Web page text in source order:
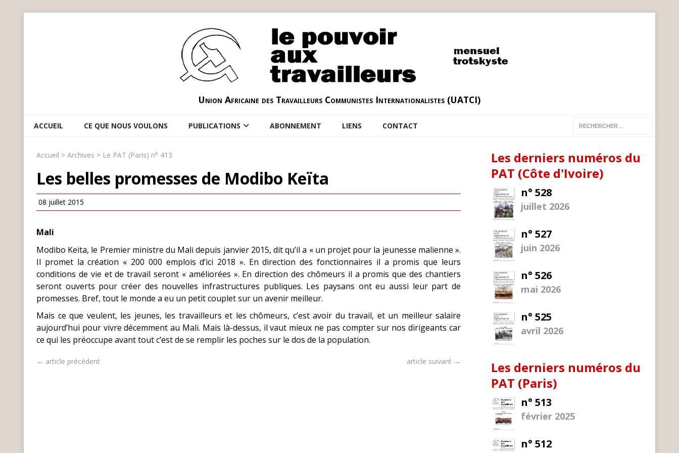
Union Africaine des Travailleurs Communistes Internationalistes (UATCI)
ACCUEIL CE QUE NOUS VOULONS PUBLICATIONS ABONNEMENT LIENS CONTACT
Accueil > Archives > Le PAT (Paris) n° 413
Les belles promesses de Modibo Keïta
08 juillet 2015
Mali
Modibo Keïta, le Premier ministre du Mali depuis janvier 2015, dit qu’il a « un projet pour la jeunesse malienne ».
Il promet la création « 200 000 emplois d’ici 2018 ». En direction des fonctionnaires il a promis que leurs
conditions de vie et de travail seront « améliorées ». En direction des chômeurs il a promis que des chantiers
seront ouverts pour créer des nouvelles infrastructures publiques. Les paysans ont eu aussi leur part de
promesses. Bref, tout le monde a eu un petit couplet sur un avenir meilleur.
Mais ce que veulent, les jeunes, les travailleurs et les chômeurs, c’est avoir du travail, et un meilleur salaire
aujourd’hui pour vivre décemment au Mali. Mais là-dessus, il vaut mieux ne pas compter sur nos dirigeants car
ce qui les préoccupe avant tout c’est de se remplir les poches sur le dos de la population.
← article précédent article suivant →
Les derniers numéros du
PAT (Côte d'Ivoire)
n° 528
juillet 2026
n° 527
juin 2026
n° 526
mai 2026
n° 525
avril 2026
Les derniers numéros du
PAT (Paris)
n° 513
février 2025
n° 512